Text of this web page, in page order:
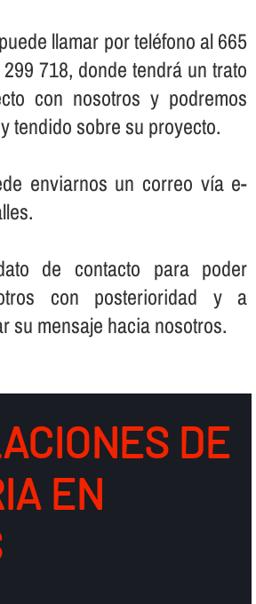
llamar por teléfono al 665
718, donde tendrá un trato
con nosotros y podremos
tendido sobre su proyecto.
enviarnos un correo ví­a e-
de contacto para poder
con posterioridad y a
su mensaje hacia nosotros.
DE
EN